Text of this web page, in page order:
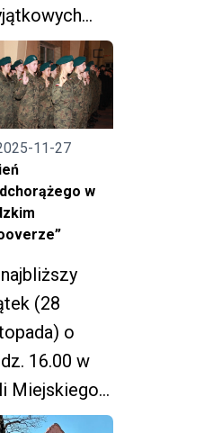
na
grudnia br.
11-27
w
(28
o
16.00 w
Miejskiego
Sportu i